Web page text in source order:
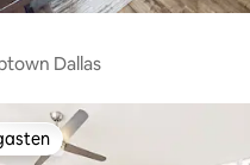
Dallas
gasten